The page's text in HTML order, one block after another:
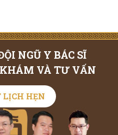
NGŨ Y BÁC SĨ
VÀ TƯ VẤN
LỊCH HẸN